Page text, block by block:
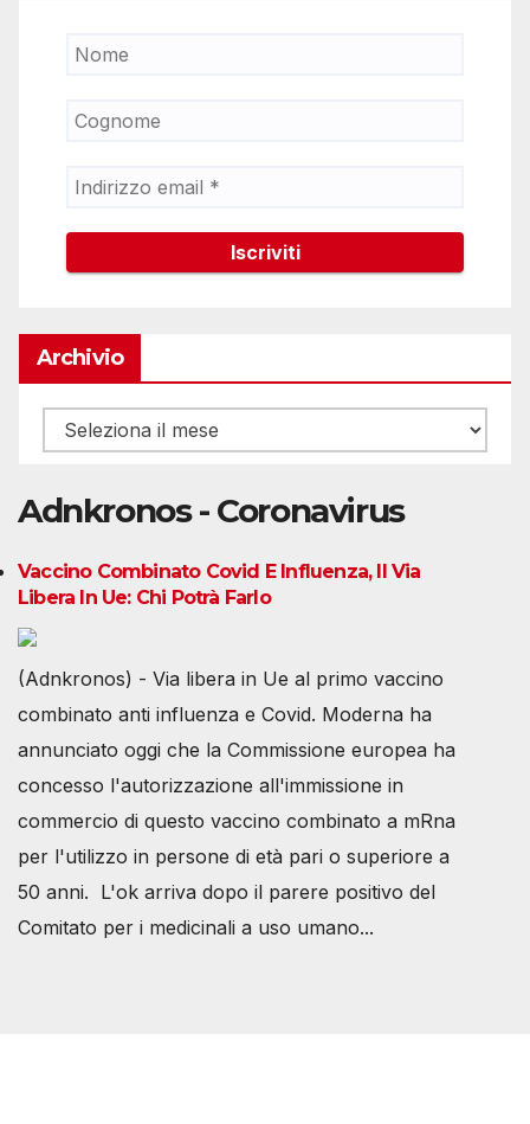
Archivio
Archivio
Adnkronos - Coronavirus
Vaccino Combinato Covid E Influenza, Il Via
Libera In Ue: Chi Potrà Farlo
(Adnkronos) - Via libera in Ue al primo vaccino
combinato anti influenza e Covid. Moderna ha
annunciato oggi che la Commissione europea ha
concesso l'autorizzazione all'immissione in
commercio di questo vaccino combinato a mRna
per l'utilizzo in persone di età pari o superiore a
50 anni. L'ok arriva dopo il parere positivo del
Comitato per i medicinali a uso umano...